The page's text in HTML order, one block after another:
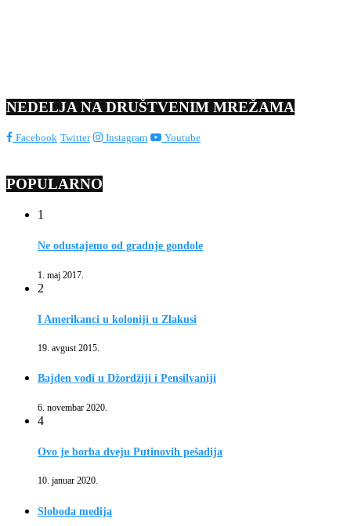
NEDELJA NA DRUŠTVENIM MREŽAMA
Facebook Twitter Instagram Youtube
POPULARNO
1
Ne odustajemo od gradnje gondole
1. maj 2017.
2
I Amerikanci u koloniji u Zlakusi
19. avgust 2015.
Bajden vodi u Džordžiji i Pensilvaniji
6. novembar 2020.
4
Ovo je borba dveju Putinovih pešadija
10. januar 2020.
Sloboda medija